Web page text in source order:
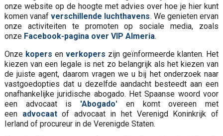
onze website op de hoogte met advies over hoe je hier kunt
komen vanafverschillende luchthavens. We genieten ervan
onze activiteiten te promoten op sociale media, zoals
onze Facebook-pagina over VIP Almeria.
Onze kopers en verkopers zijn geïnformeerde klanten. Het
kiezen van een legale is net zo belangrijk als het kiezen van
de juiste agent, daarom vragen we u bij het onderzoek naar
vastgoedopties dat u dezelfde aandacht besteedt aan een
onafhankelijke juridische abogado. Het Spaanse woord voor
een advocaat is 'Abogado' en komt overeen met
een advocaatof advocaat in het Verenigd Koninkrijk of
Ierland of procureur in de Verenigde Staten.